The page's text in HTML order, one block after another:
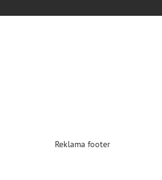
Reklama footer